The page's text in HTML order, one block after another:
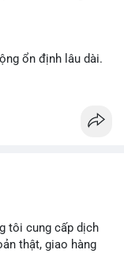
ổn định lâu dài.
chất lượng với giá
tôi cung cấp dịch
thật, giao hàng